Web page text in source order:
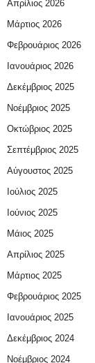
Απρίλιος 2026
Μάρτιος 2026
Φεβρουάριος 2026
Ιανουάριος 2026
Δεκέμβριος 2025
Νοέμβριος 2025
Οκτώβριος 2025
Σεπτέμβριος 2025
Αύγουστος 2025
Ιούλιος 2025
Ιούνιος 2025
Μάιος 2025
Απρίλιος 2025
Μάρτιος 2025
Φεβρουάριος 2025
Ιανουάριος 2025
Δεκέμβριος 2024
Νοέμβριος 2024